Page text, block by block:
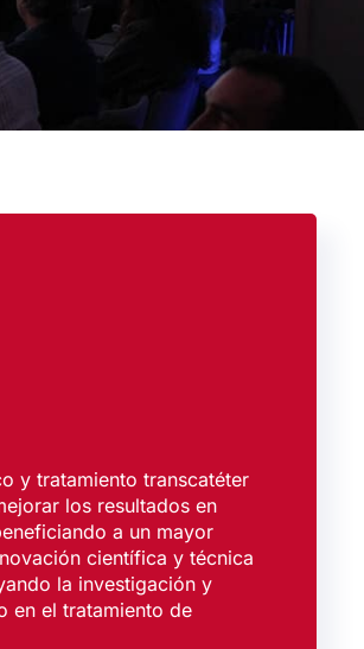
y tratamiento transcatéter
los resultados en
a un mayor
científica y técnica
la investigación y
en el tratamiento de